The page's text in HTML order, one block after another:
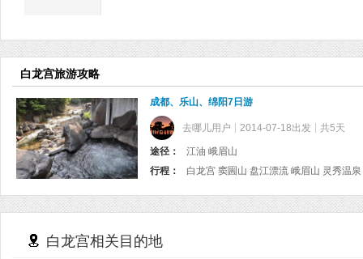
白龙宫旅游攻略
成都、乐山、绵阳7日游
去哪儿用户 2014-07-18出发 共5天
途径：
江油 峨眉山
行程：
白龙宫 窦圌山 盘江漂流 峨眉山 灵秀温
白龙宫相关目的地